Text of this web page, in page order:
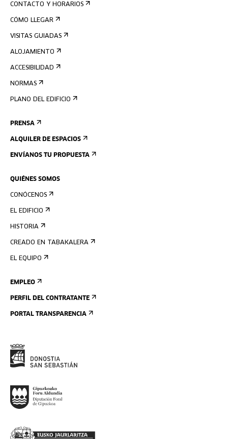
CONTACTO Y HORARIOS
CÓMO LLEGAR
VISITAS GUIADAS
ALOJAMIENTO
ACCESIBILIDAD
NORMAS
PLANO DEL EDIFICIO
PRENSA
ALQUILER DE ESPACIOS
ENVÍANOS TU PROPUESTA
QUIÉNES SOMOS
CONÓCENOS
EL EDIFICIO
HISTORIA
CREADO EN TABAKALERA
EL EQUIPO
EMPLEO
PERFIL DEL CONTRATANTE
PORTAL TRANSPARENCIA